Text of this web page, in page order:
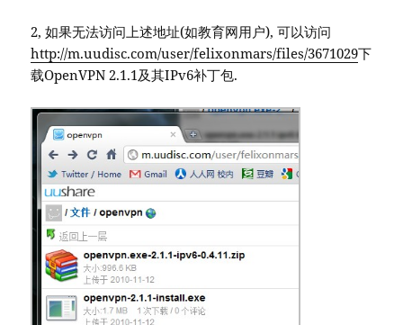
2, 如果无法访问上述地址(如教育网用户), 可以访问
http://m.uudisc.com/user/felixonmars/files/3671029下
载OpenVPN 2.1.1及其IPv6补丁包.